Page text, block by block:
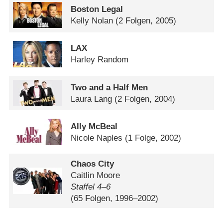
Boston Legal
Kelly Nolan (2 Folgen, 2005)
LAX
Harley Random
Two and a Half Men
Laura Lang (2 Folgen, 2004)
Ally McBeal
Nicole Naples (1 Folge, 2002)
Chaos City
Caitlin Moore
Staffel 4⁠–⁠6
(65 Folgen, 1996–2002)